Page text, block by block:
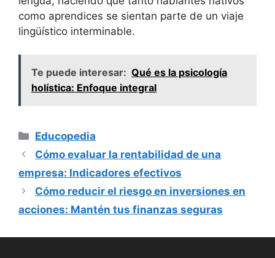
como aprendices se sientan parte de un viaje
lingüístico interminable.
Te puede interesar: Qué es la psicología
holística: Enfoque integral
Categorías
Educopedia
Cómo evaluar la rentabilidad de una
empresa: Indicadores efectivos
Cómo reducir el riesgo en inversiones en
acciones: Mantén tus finanzas seguras